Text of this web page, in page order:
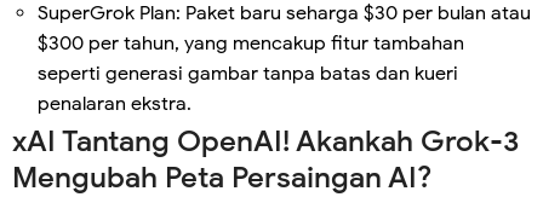
SuperGrok Plan: Paket baru seharga $30 per bulan atau
$300 per tahun, yang mencakup fitur tambahan
seperti generasi gambar tanpa batas dan kueri
penalaran ekstra.
xAI Tantang OpenAI! Akankah Grok-3
Mengubah Peta Persaingan AI?